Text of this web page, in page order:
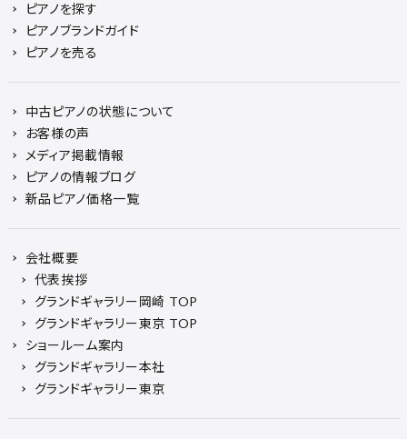
ピアノを探す
ピアノブランドガイド
ピアノを売る
中古ピアノの状態について
お客様の声
メディア掲載情報
ピアノの情報ブログ
新品ピアノ価格一覧
会社概要
代表挨拶
グランドギャラリー岡崎 TOP
グランドギャラリー東京 TOP
ショールーム案内
グランドギャラリー本社
グランドギャラリー東京